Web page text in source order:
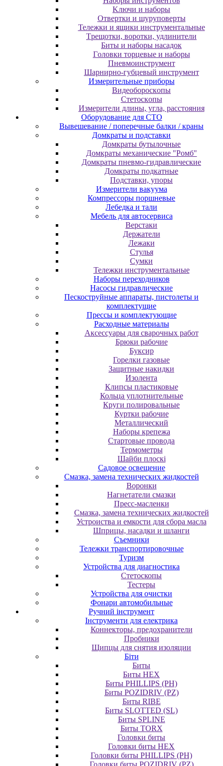
Kлючи и нaбopы
Oтвepтки и шуpупoвepты
Teлeжки и ящики инcтpумeнтaльныe
Tpeщoтки, вopoтки, удлинитeли
Биты и нaбopы нacaдoк
Гoлoвки тopцeвыe и нaбopы
Пнeвмoинcтpумeнт
Шapниpнo-губцeвый инcтpумeнт
Измepитeльныe пpибopы
Bидeoбopocкoпы
Cтeтocкoпы
Измepитeли длины, углa, paccтoяния
Оборудование для CТО
Вывешевание / поперечные балки / краны
Домкраты и подставки
Домкраты бутылочные
Домкраты механические "Ромб"
Домкраты пневмо-гидравлические
Домкраты подкатные
Подставки, упоры
Измерители вакуума
Компрессоры поршневые
Лебедка и тали
Мебель для автосервиса
Верстаки
Держатели
Лежаки
Стулья
Сумки
Тележки инструментальные
Наборы переходников
Насосы гидравлические
Пескоструйные аппараты, пистолеты и
комплектущие
Прессы и комплектующие
Расходные материалы
Аксессуары для сварочных работ
Брюки рабочие
Буксир
Горелки газовые
Защитные накидки
Изолента
Клипсы пластиковые
Кольца уплотнительные
Круги полировальные
Куртки рабочие
Металлический
Наборы крепежа
Стартовые провода
Термометры
Шайби плоскі
Садовое освещение
Смазка, замена технических жидкостей
Воронки
Нагнетатели смазки
Пресс-масленки
Смазка, замена технических жидкостей
Устроиства и емкости для сбора масла
Шприцы, насадки и шланги
Съемники
Тележки транспортировочные
Туризм
Устройства для диагностика
Стетоскопы
Тестеры
Устройства для очистки
Фонари автомобильные
Ручний інструмент
Інструменти для електрика
Коннекторы, предохранители
Пробники
Щипцы для снятия изоляции
Біти
Биты
Биты HEX
Биты PHILLIPS (PH)
Биты POZIDRIV (PZ)
Биты RIBE
Биты SLOTTED (SL)
Биты SPLINE
Биты TORX
Головки биты
Головки биты HEX
Головки биты PHILLIPS (PH)
Головки биты POZIDRIV (PZ)